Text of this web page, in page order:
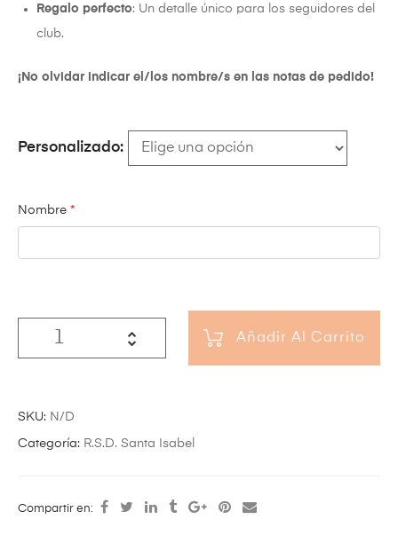
Regalo perfecto: Un detalle único para los seguidores del
club.
¡No olvidar indicar el/los nombre/s en las notas de pedido!
Personalizado
Nombre *
Añadir Al Carrito
SKU: N/D
Categoría: R.S.D. Santa Isabel
Compartir en: